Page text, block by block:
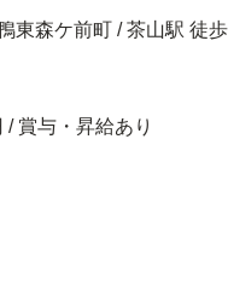
東森ケ前町 / 茶山駅 徒歩
/ 賞与・昇給あり